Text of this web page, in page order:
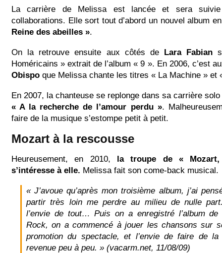
La carrière de Melissa est lancée et sera suivie
collaborations. Elle sort tout d’abord un nouvel album
Reine des abeilles ».
On la retrouve ensuite aux côtés de Lara Fabian
Homéricains » extrait de l’album « 9 ». En 2006, c’est
Obispo que Melissa chante les titres « La Machine » et
En 2007, la chanteuse se replonge dans sa carrière solo
« A la recherche de l’amour perdu ».
faire de la musique s’estompe petit à petit.
Mozart à la rescousse
Heureusement, en 2010, la troupe de «
s’intéresse à elle. Melissa fait son come-back musical.
« J’avoue qu’après mon troisième album, j’ai
partir très loin me perdre au milieu de nulle
l’envie de tout… Puis on a enregistré l’album de
Rock, on a commencé à jouer les chansons sur
promotion du spectacle, et l’envie de faire de la
revenue peu à peu. » (vacarm.net, 11/08/09)